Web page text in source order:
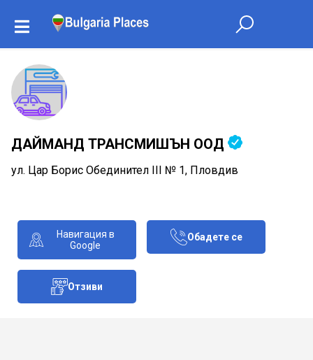
ДАЙМАНД ТРАНСМИШЪН ООД
ул. Цар Борис Обединител III № 1, Пловдив
Навигация в
Google
Обадете се
Отзиви